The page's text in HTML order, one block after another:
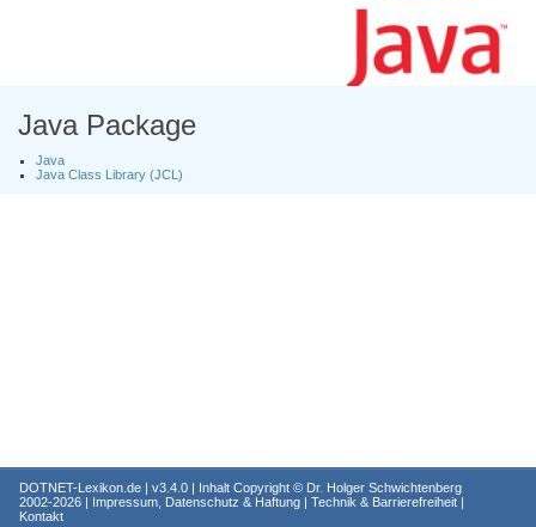
Java Package
Java
Java Class Library (JCL)
DOTNET-Lexikon.de | v3.4.0 | Inhalt Copyright © Dr. Holger Schwichtenberg
2002-2026 | Impressum, Datenschutz & Haftung | Technik & Barrierefreiheit |
Kontakt